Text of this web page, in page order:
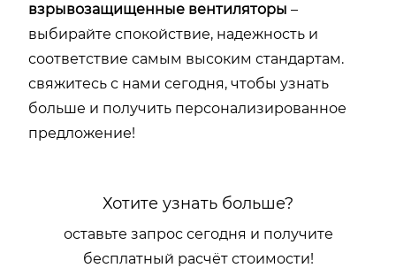
взрывозащищенные вентиляторы –
выбирайте спокойствие, надежность и
соответствие самым высоким стандартам.
свяжитесь с нами сегодня, чтобы узнать
больше и получить персонализированное
предложение!
Хотите узнать больше?
оставьте запрос сегодня и получите
бесплатный расчёт стоимости!